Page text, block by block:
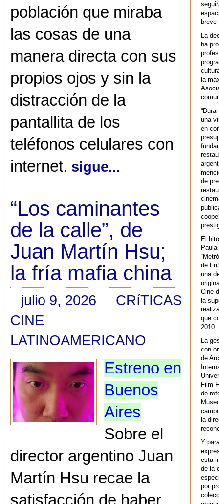
población que miraba
las cosas de una
manera directa con sus
propios ojos y sin la
distracción de la
pantallita de los
teléfonos celulares con
internet. sigue...
“Los caminantes
de la calle”, de
Juan Martín Hsu;
la fría mafia china
julio 9, 2026
CRíTICAS
CINE
LATINOAMERICANO
Estreno en
Buenos
Aires
Sobre el
director argentino Juan
Martín Hsu recae la
satisfacción de haber
breve
La
ha
la
una
en
de
El
de
una
Cine
la
que
2010.
La
con
de
Film
de
la
Y
esta
de la
por